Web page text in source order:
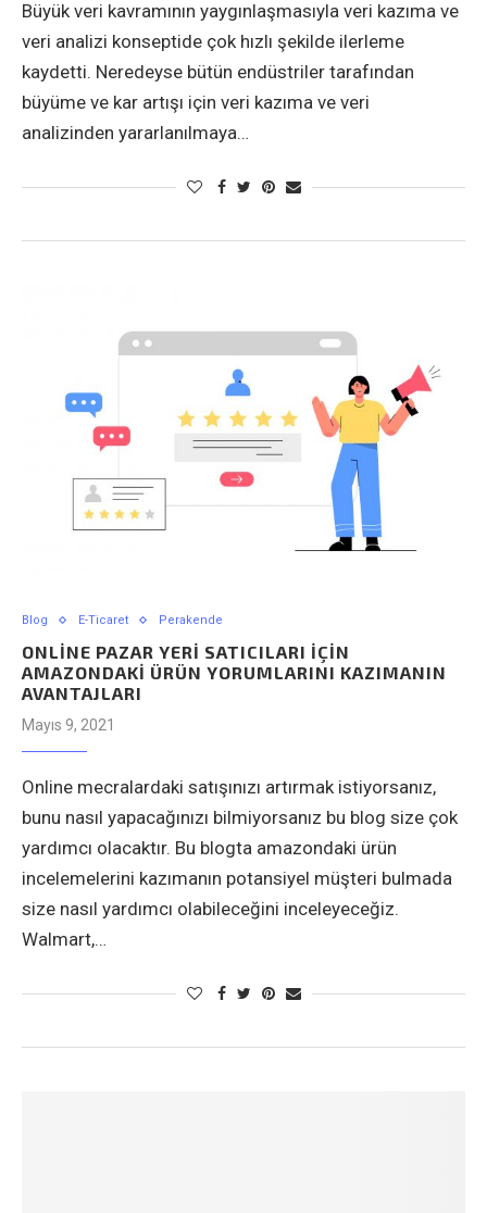
Büyük veri kavramının yaygınlaşmasıyla veri kazıma ve
veri analizi konseptide çok hızlı şekilde ilerleme
kaydetti. Neredeyse bütün endüstriler tarafından
büyüme ve kar artışı için veri kazıma ve veri
analizinden yararlanılmaya…
Blog E-Ticaret Perakende
ONLINE PAZAR YERI SATICILARI IÇIN
AMAZONDAKI ÜRÜN YORUMLARINI KAZIMANIN
AVANTAJLARI
Mayıs 9, 2021
Online mecralardaki satışınızı artırmak istiyorsanız,
bunu nasıl yapacağınızı bilmiyorsanız bu blog size çok
yardımcı olacaktır. Bu blogta amazondaki ürün
incelemelerini kazımanın potansiyel müşteri bulmada
size nasıl yardımcı olabileceğini inceleyeceğiz.
Walmart,…